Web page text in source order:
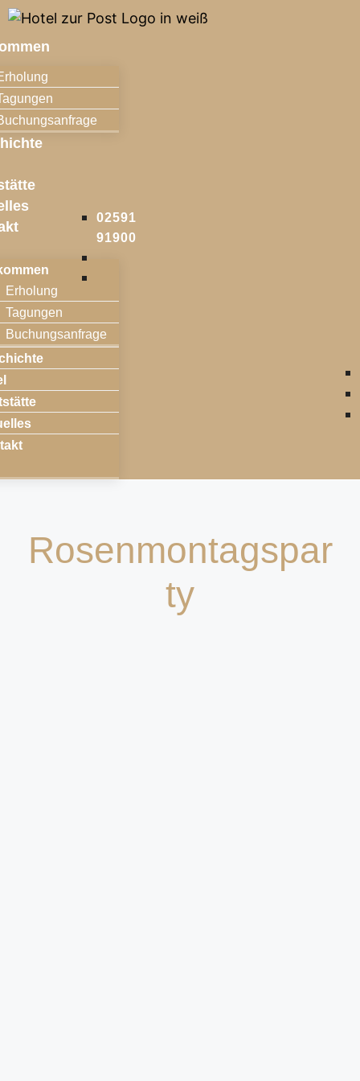
Erholung
Tagungen
Buchungsanfrage
02591
91900
Rosenmontagspar
ty